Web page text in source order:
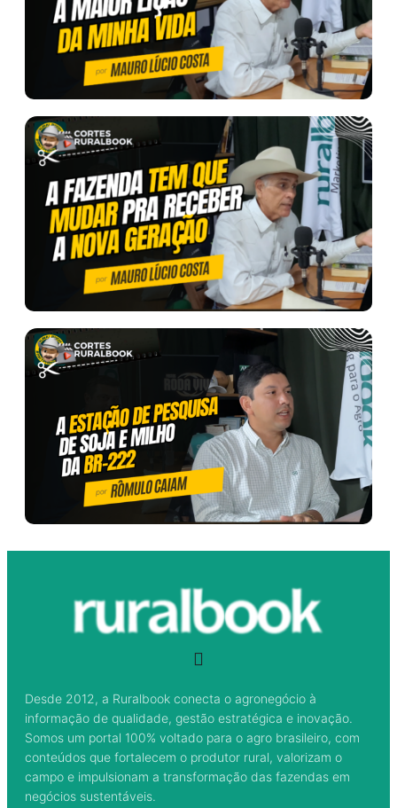
Desde 2012, a Ruralbook conecta o agronegócio à
informação de qualidade, gestão estratégica e inovação.
Somos um portal 100% voltado para o agro brasileiro, com
conteúdos que fortalecem o produtor rural, valorizam o
campo e impulsionam a transformação das fazendas em
negócios sustentáveis.